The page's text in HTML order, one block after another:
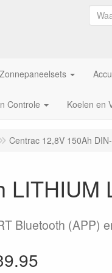
Zonnepaneelsets
Controle Koelen en
Centrac 12,8V 150Ah
LITHIUM
Bluetooth (APP)